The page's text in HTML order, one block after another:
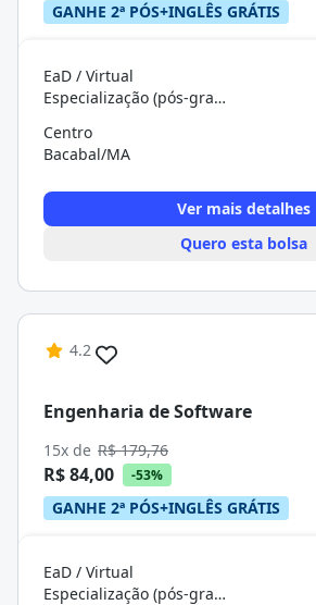
GANHE 2ª PÓS+INGLÊS GRÁTIS
EaD / Virtual
Especialização (pós-graduação)
Centro
Bacabal/MA
Ver mais detalhes
Quero esta bolsa
4.2
Engenharia de Software
15x de R$ 179,76
R$ 84,00 -53%
GANHE 2ª PÓS+INGLÊS GRÁTIS
EaD / Virtual
Especialização (pós-graduação)